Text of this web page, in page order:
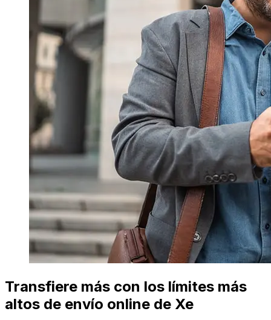
Transfiere más con los límites más
altos de envío online de Xe